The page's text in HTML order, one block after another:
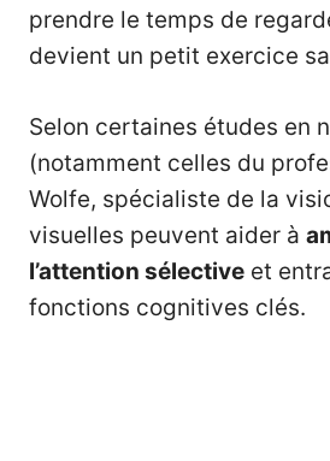
prendre le temps de
devient un petit exercice
Selon certaines études en
(notamment celles du
Wolfe, spécialiste de la
visuelles peuvent aider à
l’attention sélective et
fonctions cognitives clés.